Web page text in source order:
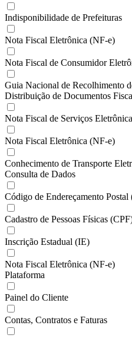
Indisponibilidade de Prefeituras
Nota Fiscal Eletrônica (NF-e)
Nota Fiscal de Consumidor
Guia Nacional de Recolhimento
Distribuição de Documentos
Nota Fiscal de Serviços
Nota Fiscal Eletrônica (NF-e)
Conhecimento de Transporte
Consulta de Dados
Código de Endereçamento Postal
Cadastro de Pessoas Físicas
Inscrição Estadual (IE)
Nota Fiscal Eletrônica (NF-e)
Plataforma
Painel do Cliente
Contas, Contratos e Faturas